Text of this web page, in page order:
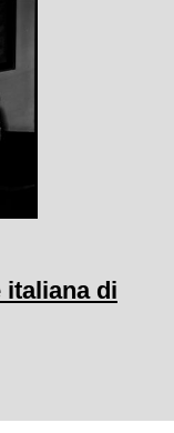
italiana di